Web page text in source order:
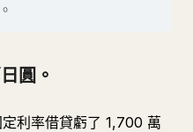
圓。
利率借貸虧了 1,700 萬